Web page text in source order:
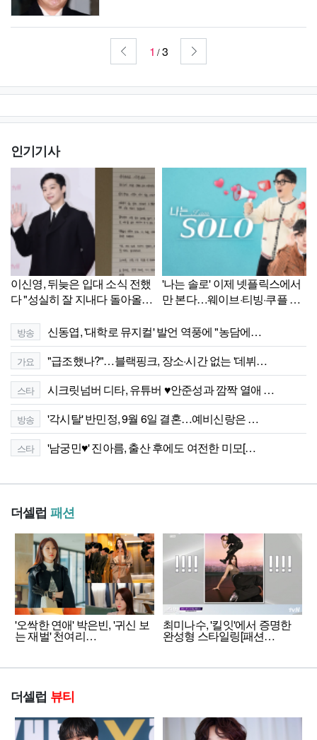
1 /3
인기기사
이신영, 뒤늦은 입대 소식 전했
다 "성실히 잘 지내다 돌아올
'나는 솔로' 이제 넷플릭스에서
만 본다…웨이브·티빙·쿠플 서
방송 신동엽, '대학로 뮤지컬' 발언 역풍에 "농담에…
가요 "급조했나?"…블랙핑크, 장소·시간 없는 '데뷔…
스타 시크릿넘버 디타, 유튜버 ♥안준성과 깜짝 열애 …
방송 '각시탈' 반민정, 9월 6일 결혼…예비신랑은 …
스타 '남궁민♥' 진아름, 출산 후에도 여전한 미모[…
더셀럽 패션
'오싹한 연애' 박은빈, '귀신 보
는 재벌' 천여리…
최미나수, '킬잇'에서 증명한
완성형 스타일링[패션…
더셀럽 뷰티